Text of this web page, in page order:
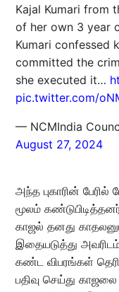
Kajal Kumari from
of her own 3 year
Kumari confessed
committed the
she executed it…
pic.twitter.com/
— NCMIndia
August 27, 2024
அந்த புகாரின்
மூலம்
காஜல் தனது
இதையடுத்து
கண்ட விபரங்கள்
பதிவு செய்து